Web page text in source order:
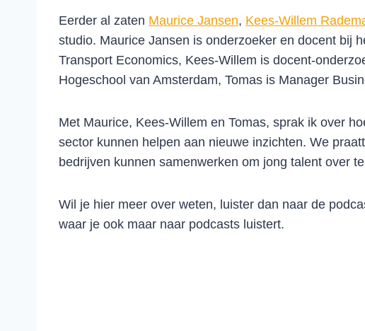
Eerder al zaten Maurice Jansen, Kees-Willem
studio. Maurice Jansen is onderzoeker en docent bij
Transport Economics, Kees-Willem is docent-
Hogeschool van Amsterdam, Tomas is Manager
Met Maurice, Kees-Willem en Tomas, sprak ik over
sector kunnen helpen aan nieuwe inzichten. We
bedrijven kunnen samenwerken om jong talent over
Wil je hier meer over weten, luister dan naar de
waar je ook maar naar podcasts luistert.